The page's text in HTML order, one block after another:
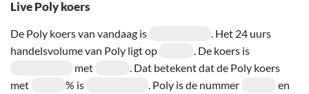
Live Poly koers
De Poly koers van vandaag is
. Het 24 uurs
handelsvolume van Poly ligt op
. De koers is
met
. Dat betekent dat de Poly koers
met
% is . Poly is de nummer
en